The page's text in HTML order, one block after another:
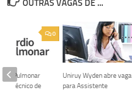
OUTRAS VAGAS DE ...
Uniruy Wyden abre vaga
para Assistente
0
Pulmonar
Técnico de